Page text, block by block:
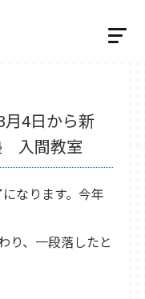
4日から新
入間教室
なります。今年
り、一段落したと